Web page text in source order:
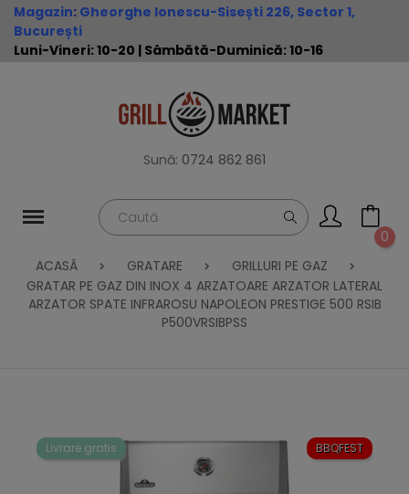
Magazin: Gheorghe Ionescu-Sisești 226, Sector 1,
București
Luni-Vineri: 10-20 | Sâmbătă-Duminică: 10-16
Sună: 0724 862 861
0
ACASĂ
GRATARE
GRILLURI PE GAZ
GRATAR PE GAZ DIN INOX 4 ARZATOARE ARZATOR LATERAL
ARZATOR SPATE INFRAROSU NAPOLEON PRESTIGE 500 RSIB
P500VRSIBPSS
BBQFEST
Livrare gratis